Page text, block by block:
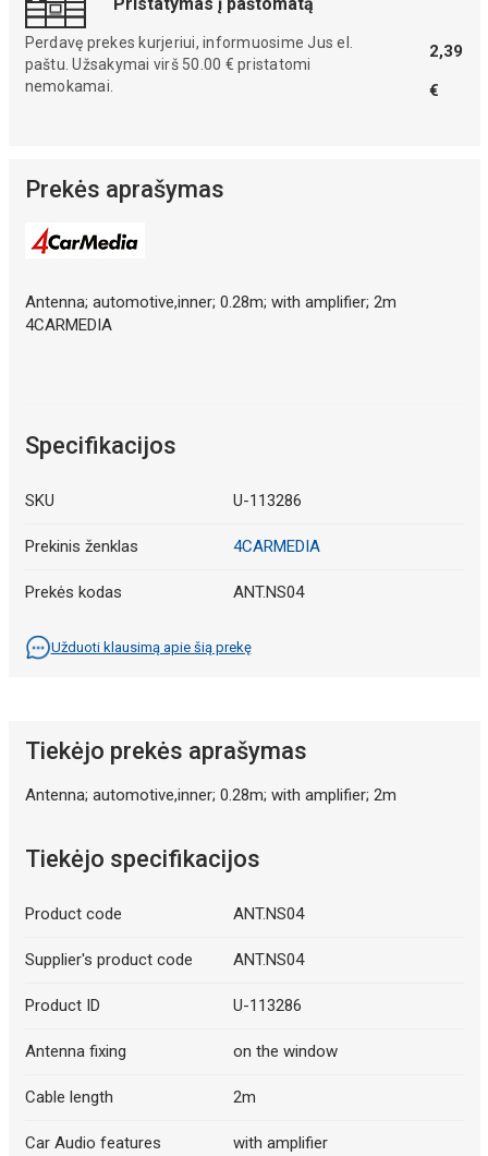
Perdavę prekes kurjeriui, informuosime Jus el.
paštu. Užsakymai virš 50.00 € pristatomi
nemokamai.
2,39
€
Prekės aprašymas
Antenna; automotive,inner; 0.28m; with amplifier; 2m
4CARMEDIA
Specifikacijos
SKU U-113286
Prekinis ženklas 4CARMEDIA
Prekės kodas ANT.NS04
Užduoti klausimą apie šią prekę
Tiekėjo prekės aprašymas
Antenna; automotive,inner; 0.28m; with amplifier; 2m
Tiekėjo specifikacijos
Product code ANT.NS04
Supplier's product code ANT.NS04
Product ID U-113286
Antenna fixing on the window
Cable length 2m
Car Audio features with amplifier